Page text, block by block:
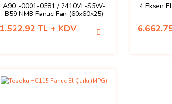
A90L-0001-0581 / 2410VL-S5W-
B59 NMB Fanuc Fan (60x60x25)
1.522,92 TL + KDV
4 Eksen